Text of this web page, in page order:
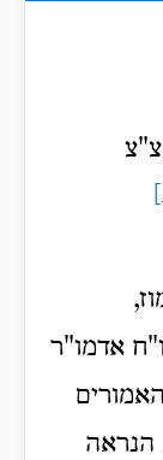
אדמו"ר
הנראה